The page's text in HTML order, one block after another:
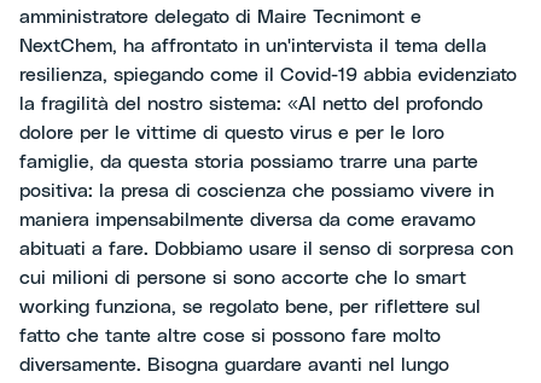
amministratore delegato di Maire Tecnimont e
NextChem, ha affrontato in un'intervista il tema della
resilienza, spiegando come il Covid-19 abbia evidenziato
la fragilità del nostro sistema: «Al netto del profondo
dolore per le vittime di questo virus e per le loro
famiglie, da questa storia possiamo trarre una parte
positiva: la presa di coscienza che possiamo vivere in
maniera impensabilmente diversa da come eravamo
abituati a fare. Dobbiamo usare il senso di sorpresa con
cui milioni di persone si sono accorte che lo smart
working funziona, se regolato bene, per riflettere sul
fatto che tante altre cose si possono fare molto
diversamente. Bisogna guardare avanti nel lungo